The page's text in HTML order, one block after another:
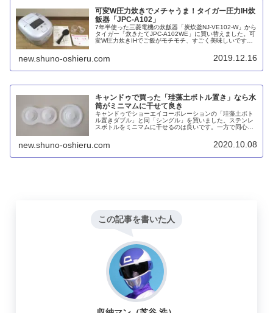
可変W圧力炊きでメチャうま！タイガー圧力IH炊
飯器「JPC-A102」
7年半使った三菱電機の炊飯器「炭炊釜NJ-VE102-W」から
タイガー「炊きたてJPC-A102WE」に買い替えました。可
変W圧力炊きIHでご飯がモチモチ、すごく美味しいです！
new.shuno-oshieru.com 2019.12.16
キャンドゥで買った「珪藻土ボトル置き」なら水
筒がミニマムに干せて良き
キャンドゥでショーエイコーポレーションの「珪藻土ボト
ル置きダブル」と同「シングル」を買いました。ステンレ
スボトルをミニマムに干せるのは良いです。一方で同心円
ままなど、機能面ではやや不満も残ります。なお、キャン
ドゥは時点で販売している珪藻土を含む商品にアスベスト
new.shuno-oshieru.com 2020.10.08
この記事を書いた人